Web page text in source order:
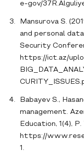
e-gov/
Mansurova S.
and personal
Security
https://ict.az/
Babayev S.,
management.
Education, 1(4),
https://
1.